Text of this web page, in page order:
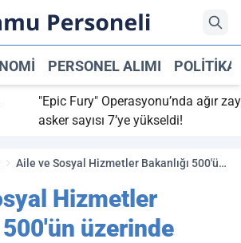
PERSONEL ALIMI POLITIKA
"Epic Fury" Operasyonu’nda ağır zayiat:
asker sayısı 7’ye yükseldi!
Aile ve Sosyal Hizmetler Bakanlığı 500'ün
Hizmetler
500'ün üzerinde